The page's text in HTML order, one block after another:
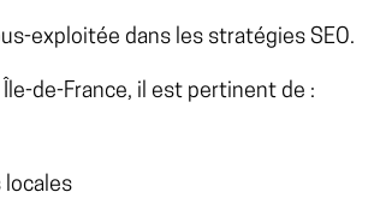
exploitée dans les stratégies SEO.
de-France, il est pertinent de :
locales